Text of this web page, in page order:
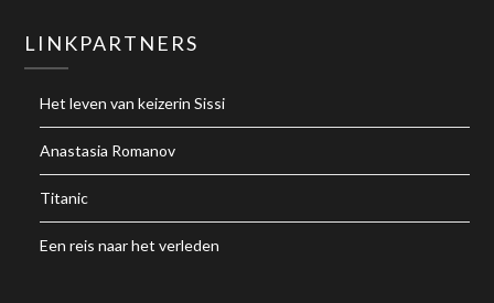
LINKPARTNERS
Het leven van keizerin Sissi
Anastasia Romanov
Titanic
Een reis naar het verleden